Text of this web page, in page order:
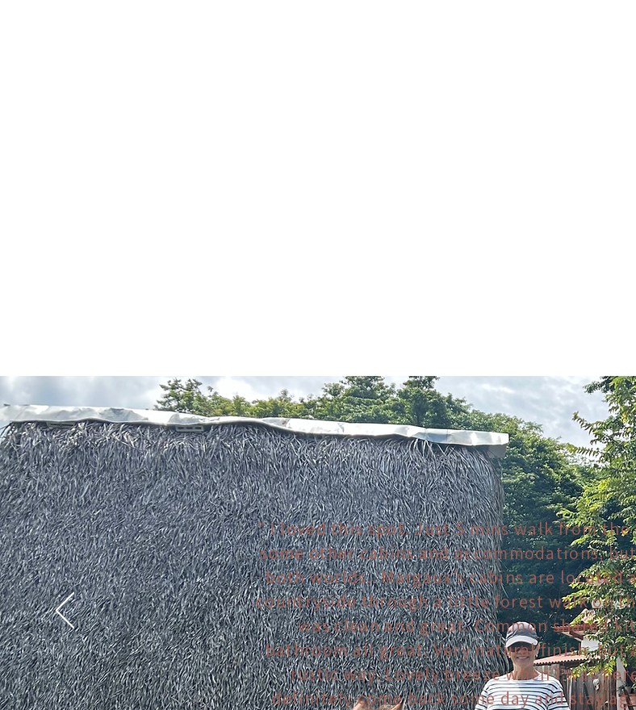
" I loved this spot. Just 5 mins walk from the
some other cabins and accommodations,
both worlds.. Margaux’s cabins are located
countryside through a little forest walk on
was clean and great. Common shared
bathroom all great. Very natural finish, but
rustic way. Lovely breeze when I was
definitely come back some day and stay